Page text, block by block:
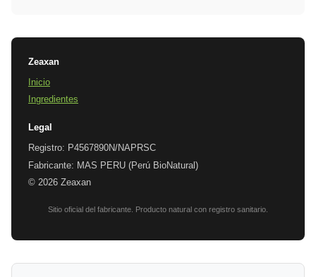
Zeaxan
Inicio
Ingredientes
Legal
Registro: P4567890N/NAPRSC
Fabricante: MAS PERU (Perú BioNatural)
© 2026 Zeaxan
Sitio oficial del fabricante. Producto natural con registro sanitario.